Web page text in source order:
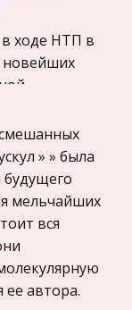
и
и валютно-
ходе НТП в
продукции и
А. Лоуэна
Лоуэна ,
» » была
будущего
мельчайших
вся
автора.